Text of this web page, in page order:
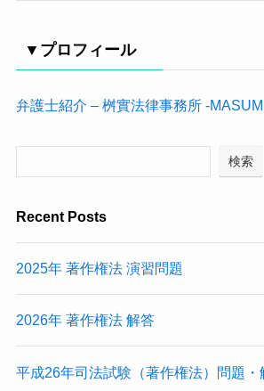
▼プロフィール
弁護士紹介 – 桝實法律事務所 -
検索
Recent Posts
2025年 著作権法 演習問題
2026年 著作権法 解答
平成26年司法試験（著作権法）問題・